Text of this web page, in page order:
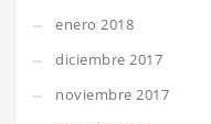
enero 2018
diciembre 2017
noviembre 2017